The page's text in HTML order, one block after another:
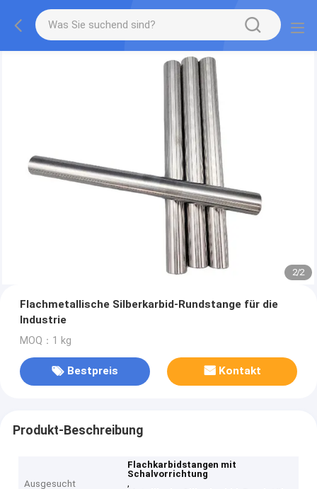
2/2
Flachmetallische Silberkarbid-Rundstange für die
Industrie
MOQ：1 kg
Bestpreis Kontakt
Produkt-Beschreibung
Ausgesucht
Flachkarbidstangen mit
Schalvorrichtung
,